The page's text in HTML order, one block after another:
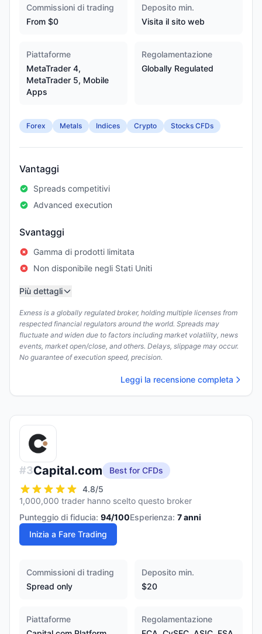
Commissioni di trading
From $0
Deposito min.
Visita il sito web
Piattaforme
MetaTrader 4,
MetaTrader 5, Mobile
Apps
Regolamentazione
Globally Regulated
Forex Metals Indices Crypto Stocks CFDs
Vantaggi
Spreads competitivi
Advanced execution
Svantaggi
Gamma di prodotti limitata
Non disponibile negli Stati Uniti
Più dettagli
Exness is a globally regulated broker, holding multiple licenses from
respected financial regulators around the world. Spreads may
fluctuate and widen due to factors including market volatility, news
events, market open/close, and others. Delays, slippage may occur.
No guarantee of execution speed, precision.
Leggi la recensione completa
#3Capital.com
Best for CFDs
4.8/5
1,000,000 trader hanno scelto questo broker
Punteggio di fiducia: 94/100Esperienza: 7anni
Inizia a Fare Trading
Commissioni di trading
Spread only
Deposito min.
$20
Piattaforme
Regolamentazione